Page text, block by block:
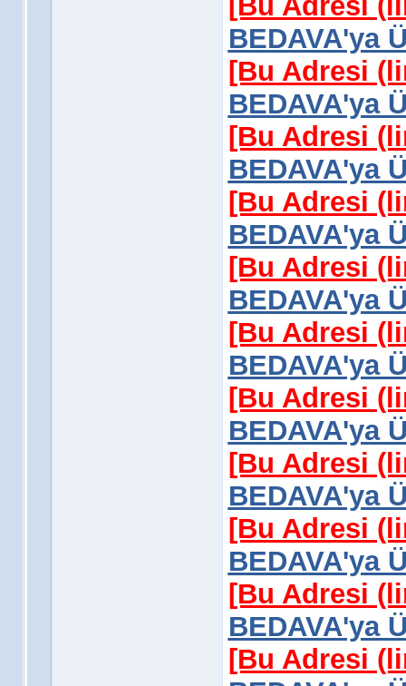
BEDAVA'ya
[Bu Adresi
BEDAVA'ya
[Bu Adresi
BEDAVA'ya
[Bu Adresi
BEDAVA'ya
[Bu Adresi
BEDAVA'ya
[Bu Adresi
BEDAVA'ya
[Bu Adresi
BEDAVA'ya
[Bu Adresi
BEDAVA'ya
[Bu Adresi
BEDAVA'ya
[Bu Adresi
BEDAVA'ya
[Bu Adresi